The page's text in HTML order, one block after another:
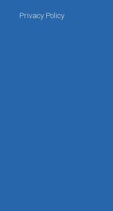
Privacy Policy